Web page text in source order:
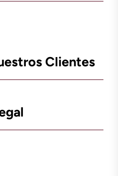
Clientes